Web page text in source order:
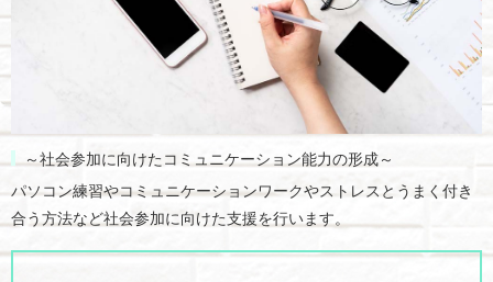
～社会参加に向けたコミュニケーション能力の形成～
パソコン練習やコミュニケーションワークやストレスとうまく付き
合う方法など社会参加に向けた支援を行います。